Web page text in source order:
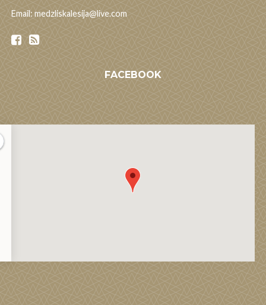
Email: medzliskalesija@live.com
FACEBOOK